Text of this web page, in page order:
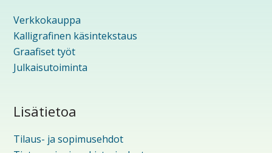
Verkkokauppa
Kalligrafinen käsintekstaus
Graafiset työt
Julkaisutoiminta
Lisätietoa
Tilaus- ja sopimusehdot